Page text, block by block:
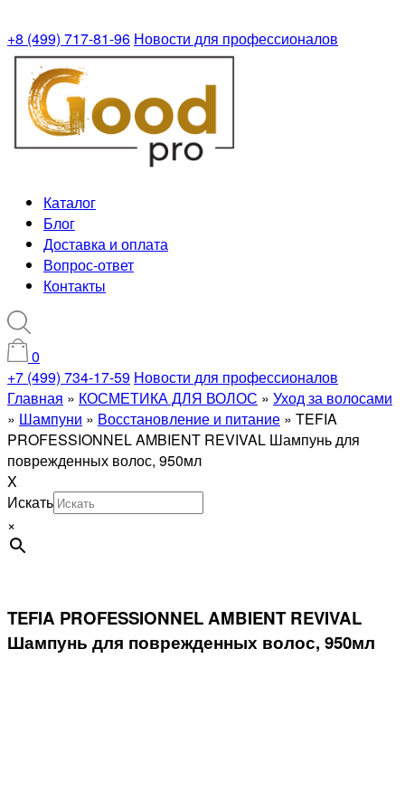
+8 (499) 717-81-96 Новости для профессионалов
Каталог
Блог
Доставка и оплата
Вопрос-ответ
Контакты
0
+7 (499) 734-17-59 Новости для профессионалов
Главная » КОСМЕТИКА ДЛЯ ВОЛОС » Уход за волосами
» Шампуни » Восстановление и питание » TEFIA
PROFESSIONNEL AMBIENT REVIVAL Шампунь для
поврежденных волос, 950мл
X
Искать
×
TEFIA PROFESSIONNEL AMBIENT REVIVAL
Шампунь для поврежденных волос, 950мл